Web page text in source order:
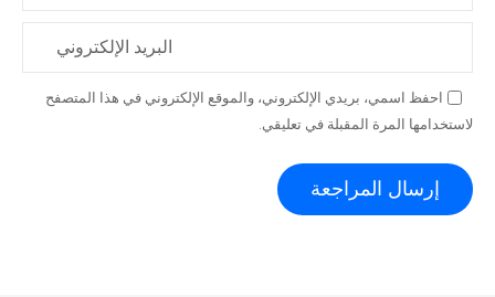
البريد الإلكتروني
احفظ اسمي، بريدي الإلكتروني، والموقع الإلكتروني في هذا المتصفح
لاستخدامها المرة المقبلة في تعليقي.